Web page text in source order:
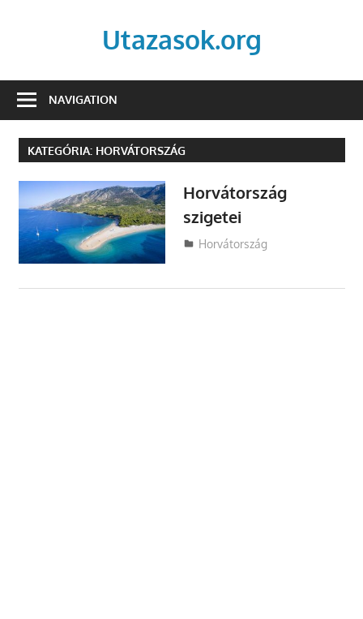
Utazasok.org
NAVIGATION
KATEGÓRIA: HORVÁTORSZÁG
Horvátország
szigetei
Utazasok.org
Horvátország